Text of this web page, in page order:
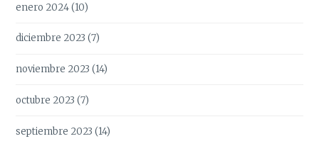
enero 2024(10)
diciembre 2023 (7)
noviembre 2023 (14)
octubre 2023 (7)
septiembre 2023 (14)